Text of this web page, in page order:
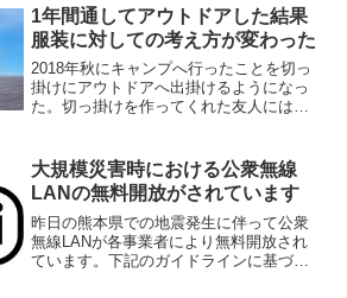
出ているのを見て妻と連絡をとる。時間
が掛かるも、無事、水...
1年間通してアウトドアした結果
服装に対しての考え方が変わった
2018年秋にキャンプへ行ったことを切っ
掛けにアウトドアへ出掛けるようになっ
た。切っ掛けを作ってくれた友人には感
にはソロ志向。はじめのうちは雑誌やら
書籍から情報を得...
大規模災害時における公衆無線
LANの無料開放がされています
昨日の熊本県での地震発生に伴って公衆
無線LANが各事業者により無料開放され
ています。下記のガイドラインに基づく